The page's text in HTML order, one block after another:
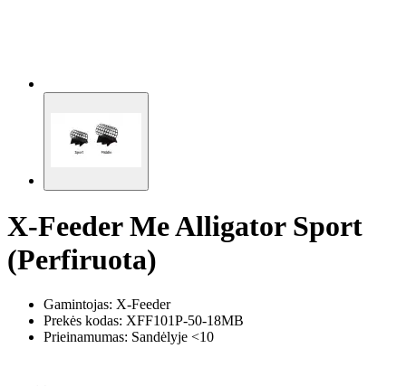
X-Feeder Me Alligator Sport
(Perfiruota)
Gamintojas: X-Feeder
Prekės kodas: XFF101P-50-18MB
Prieinamumas: Sandėlyje <10